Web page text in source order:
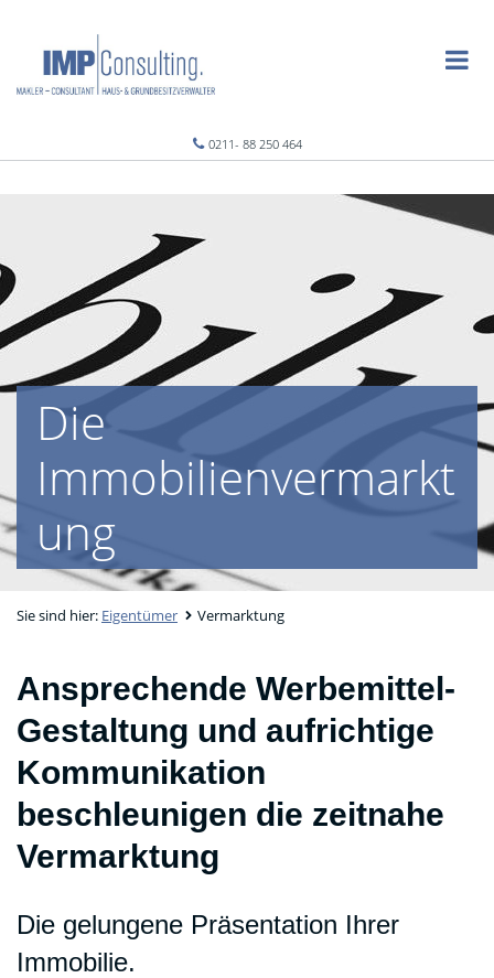
0211- 88 250 464
Die
Immobilienvermarkt
ung
Sie sind hier: Eigentümer Vermarktung
Ansprechende Werbemittel-
Gestaltung und aufrichtige
Kommunikation
beschleunigen die zeitnahe
Vermarktung
Die gelungene Präsentation Ihrer
Immobilie.